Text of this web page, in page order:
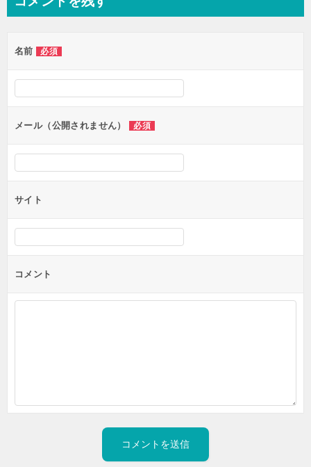
ビ
ー
シ
ョ
ン
名前 必須
メール（公開されません） 必須
サイト
コメント